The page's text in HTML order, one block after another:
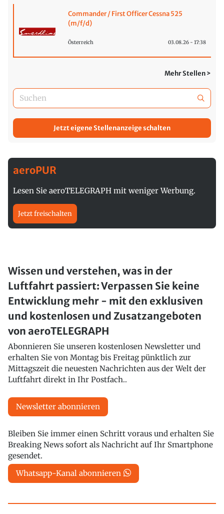
Commander / First Officer Cessna 525
(m/f/d)
Österreich 03.08.26 - 17:38
Mehr Stellen >
Jetzt eigene Stellenanzeige schalten
aeroPUR
Lesen Sie aeroTELEGRAPH mit weniger Werbung.
Jetzt freischalten
Wissen und verstehen, was in der
Luftfahrt passiert: Verpassen Sie keine
Entwicklung mehr - mit den exklusiven
und kostenlosen und Zusatzangeboten
von aeroTELEGRAPH
Abonnieren Sie unseren kostenlosen Newsletter und
erhalten Sie von Montag bis Freitag pünktlich zur
Mittagszeit die neuesten Nachrichten aus der Welt der
Luftfahrt direkt in Ihr Postfach..
Newsletter abonnieren
Bleiben Sie immer einen Schritt voraus und erhalten Sie
Breaking News sofort als Nachricht auf Ihr Smartphone
gesendet.
Whatsapp-Kanal abonnieren